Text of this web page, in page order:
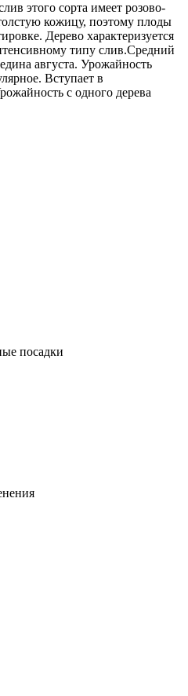
этого сорта имеет розово-
кожицу, поэтому плоды
Дерево характеризуется
типу слив.Средний
августа. Урожайность
Вступает в
с одного дерева
посадки